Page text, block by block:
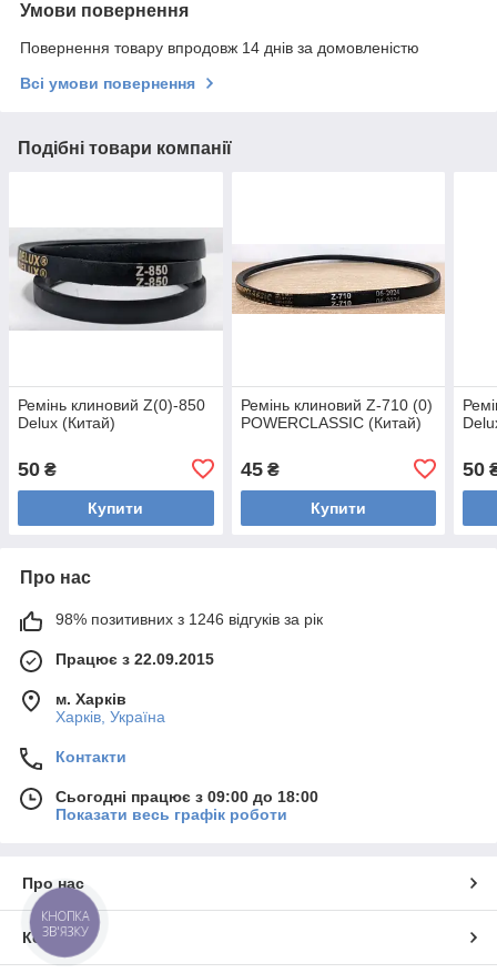
Умови повернення
Повернення товару впродовж 14 днів за домовленістю
Всі умови повернення
Подібні товари компанії
Ремінь клиновий Z(0)-850
Delux (Китай)
50 ₴
Купити
Ремінь клиновий Z-710 (0)
POWERCLASSIC (Китай)
45₴
Купити
50
Про нас
98% позитивних з 1246 відгуків за рік
Працює з 22.09.2015
м. Харків
Харків, Україна
Контакти
Сьогодні працює з 09:00 до 18:00
Показати весь графік роботи
Про нас
Контакти
КНОПКА
ЗВ'ЯЗКУ